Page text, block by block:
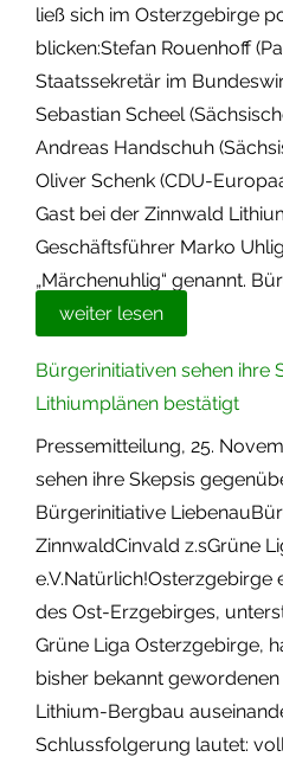
ließ sich im Osterzgebirge
blicken:Stefan Rouenhoff
Staatssekretär im
Sebastian Scheel
Andreas Handschuh
Oliver Schenk (CDU-
Gast bei der Zinnwald
Geschäftsführer Marko
„Märchenuhlig“ genannt.
weiter lesen
Bürgerinitiativen sehen ihre
Lithiumplänen bestätigt
Pressemitteilung, 25.
sehen ihre Skepsis
Bürgerinitiative
ZinnwaldCinvald z.sGrüne
e.V.Natürlich!Osterzgebirge
des Ost-Erzgebirges,
Grüne Liga Osterzgebirge,
bisher bekannt
Lithium-Bergbau
Schlussfolgerung lautet: